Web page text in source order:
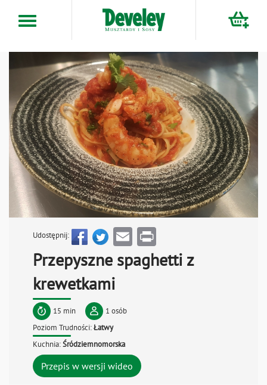
Udostępnij: Email
Przepyszne spaghetti z
krewetkami
15 min
1 osób
Poziom Trudności:Łatwy
Kuchnia:Śródziemnomorska
Przepis w wersji wideo